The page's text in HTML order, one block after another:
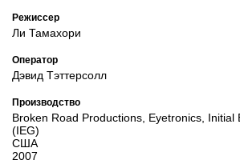
Режиссер
Ли Тамахори
Оператор
Дэвид Тэттерсолл
Производство
Broken Road Productions, Eyetronics, Initial
(IEG)
США
2007